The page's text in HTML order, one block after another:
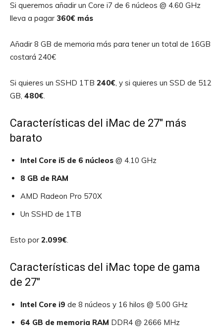
Si queremos añadir un Core i7 de 6 núcleos @ 4.60 GHz
lleva a pagar 360€ más
Añadir 8 GB de memoria más para tener un total de 16GB
costará 240€
Si quieres un SSHD 1TB 240€, y si quieres un SSD de 512
GB, 480€.
Características del iMac de 27″ más
barato
Intel Core i5 de 6 núcleos @ 4.10 GHz
8 GB de RAM
AMD Radeon Pro 570X
Un SSHD de 1TB
Esto por 2.099€.
Características del iMac tope de gama
de 27″
Intel Core i9 de 8 núcleos y 16 hilos @ 5.00 GHz
64 GB de memoria RAM DDR4 @ 2666 MHz